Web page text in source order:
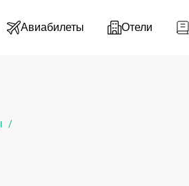
Авиабилеты Отели
/